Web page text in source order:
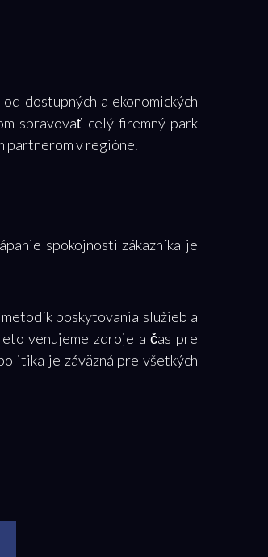
dostupných a ekonomických
spravovať celý firemný park
partnerom v regióne.
spokojnosti zákazníka je
poskytovania služieb a
venujeme zdroje a čas pre
je záväzná pre všetkých